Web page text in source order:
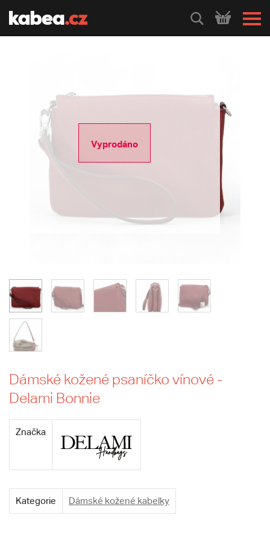
HLEDEJ
Vyprodáno
Dámské kožené psaníčko vínové -
Delami Bonnie
Značka
Kategorie Dámské kožené kabelky